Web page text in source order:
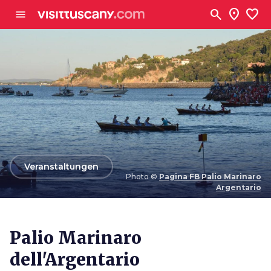
menu search location_on favorite
Photo © Pagina FB Palio Marinaro
Argentario
arrow_backVeranstaltungen
Palio Marinaro
dell'Argentario